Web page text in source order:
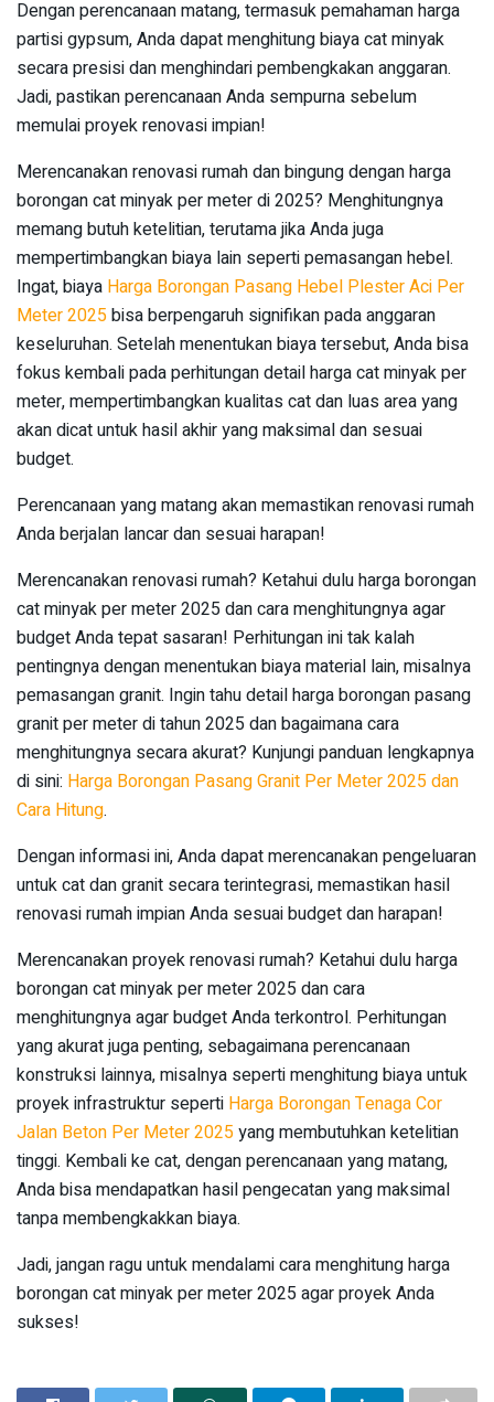
Dengan perencanaan matang, termasuk pemahaman harga
partisi gypsum, Anda dapat menghitung biaya cat minyak
secara presisi dan menghindari pembengkakan anggaran.
Jadi, pastikan perencanaan Anda sempurna sebelum
memulai proyek renovasi impian!
Merencanakan renovasi rumah dan bingung dengan harga
borongan cat minyak per meter di 2025? Menghitungnya
memang butuh ketelitian, terutama jika Anda juga
mempertimbangkan biaya lain seperti pemasangan hebel.
Ingat, biaya Harga Borongan Pasang Hebel Plester Aci Per
Meter 2025bisa berpengaruh signifikan pada anggaran
keseluruhan. Setelah menentukan biaya tersebut, Anda bisa
fokus kembali pada perhitungan detail harga cat minyak per
meter, mempertimbangkan kualitas cat dan luas area yang
akan dicat untuk hasil akhir yang maksimal dan sesuai
budget.
Perencanaan yang matang akan memastikan renovasi rumah
Anda berjalan lancar dan sesuai harapan!
Merencanakan renovasi rumah? Ketahui dulu harga borongan
cat minyak per meter 2025 dan cara menghitungnya agar
budget Anda tepat sasaran! Perhitungan ini tak kalah
pentingnya dengan menentukan biaya material lain, misalnya
pemasangan granit. Ingin tahu detail harga borongan pasang
granit per meter di tahun 2025 dan bagaimana cara
menghitungnya secara akurat? Kunjungi panduan lengkapnya
di sini: Harga Borongan Pasang Granit Per Meter 2025 dan
Cara Hitung.
Dengan informasi ini, Anda dapat merencanakan pengeluaran
untuk cat dan granit secara terintegrasi, memastikan hasil
renovasi rumah impian Anda sesuai budget dan harapan!
Merencanakan proyek renovasi rumah? Ketahui dulu harga
borongan cat minyak per meter 2025 dan cara
menghitungnya agar budget Anda terkontrol. Perhitungan
yang akurat juga penting, sebagaimana perencanaan
konstruksi lainnya, misalnya seperti menghitung biaya untuk
proyek infrastruktur seperti Harga Borongan Tenaga Cor
Jalan Beton Per Meter 2025yang membutuhkan ketelitian
tinggi. Kembali ke cat, dengan perencanaan yang matang,
Anda bisa mendapatkan hasil pengecatan yang maksimal
tanpa membengkakkan biaya.
Jadi, jangan ragu untuk mendalami cara menghitung harga
borongan cat minyak per meter 2025 agar proyek Anda
sukses!